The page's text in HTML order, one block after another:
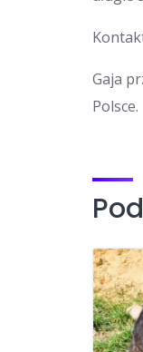
Gaja
Polsce.